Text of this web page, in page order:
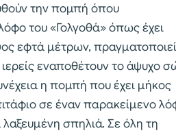
την πομπή όπου
του «Γολγοθά» όπως έχει
εφτά μέτρων,
εναποθέτουν το άψυχο
η πομπή που έχει μήκος
σε έναν παρακείμενο
σπηλιά. Σε όλη τη